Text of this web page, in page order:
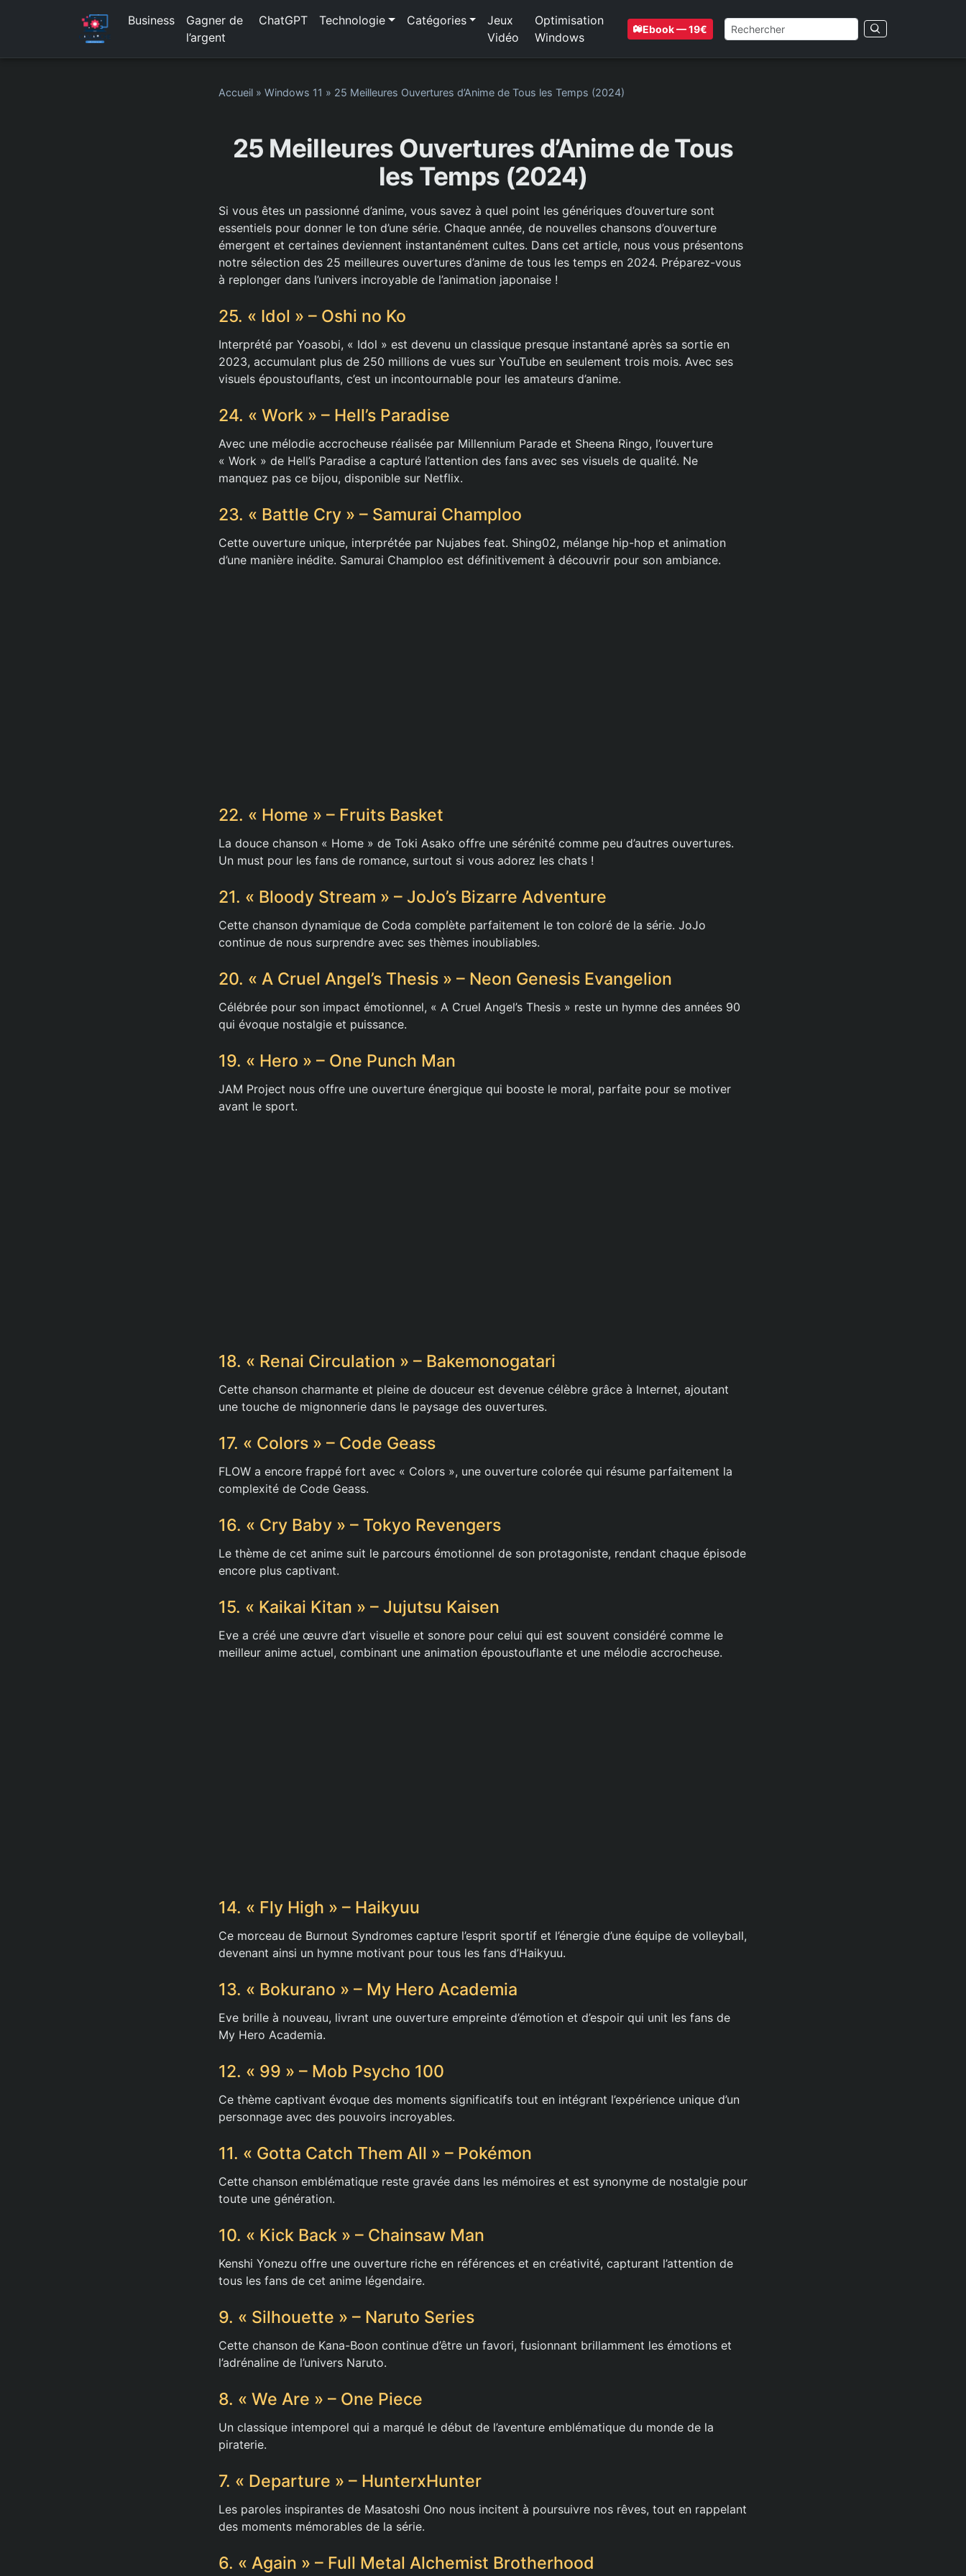
Business
Gagner de
l’argent
ChatGPT Technologie Catégories
Jeux
Vidéo
Optimisation
Windows
Ebook — 19€
Accueil » Windows 11 » 25 Meilleures Ouvertures d’Anime de Tous les Temps (2024)
25 Meilleures Ouvertures d’Anime de Tous
les Temps (2024)
Si vous êtes un passionné d’anime, vous savez à quel point les génériques d’ouverture sont
essentiels pour donner le ton d’une série. Chaque année, de nouvelles chansons d’ouverture
émergent et certaines deviennent instantanément cultes. Dans cet article, nous vous présentons
notre sélection des 25 meilleures ouvertures d’anime de tous les temps en 2024. Préparez-vous
à replonger dans l’univers incroyable de l’animation japonaise !
25. « Idol » – Oshi no Ko
Interprété par Yoasobi, « Idol » est devenu un classique presque instantané après sa sortie en
2023, accumulant plus de 250 millions de vues sur YouTube en seulement trois mois. Avec ses
visuels époustouflants, c’est un incontournable pour les amateurs d’anime.
24. « Work » – Hell’s Paradise
Avec une mélodie accrocheuse réalisée par Millennium Parade et Sheena Ringo, l’ouverture
« Work » de Hell’s Paradise a capturé l’attention des fans avec ses visuels de qualité. Ne
manquez pas ce bijou, disponible sur Netflix.
23. « Battle Cry » – Samurai Champloo
Cette ouverture unique, interprétée par Nujabes feat. Shing02, mélange hip-hop et animation
d’une manière inédite. Samurai Champloo est définitivement à découvrir pour son ambiance.
22. « Home » – Fruits Basket
La douce chanson « Home » de Toki Asako offre une sérénité comme peu d’autres ouvertures.
Un must pour les fans de romance, surtout si vous adorez les chats !
21. « Bloody Stream » – JoJo’s Bizarre Adventure
Cette chanson dynamique de Coda complète parfaitement le ton coloré de la série. JoJo
continue de nous surprendre avec ses thèmes inoubliables.
20. « A Cruel Angel’s Thesis » – Neon Genesis Evangelion
Célébrée pour son impact émotionnel, « A Cruel Angel’s Thesis » reste un hymne des années 90
qui évoque nostalgie et puissance.
19. « Hero » – One Punch Man
JAM Project nous offre une ouverture énergique qui booste le moral, parfaite pour se motiver
avant le sport.
18. « Renai Circulation » – Bakemonogatari
Cette chanson charmante et pleine de douceur est devenue célèbre grâce à Internet, ajoutant
une touche de mignonnerie dans le paysage des ouvertures.
17. « Colors » – Code Geass
FLOW a encore frappé fort avec « Colors », une ouverture colorée qui résume parfaitement la
complexité de Code Geass.
16. « Cry Baby » – Tokyo Revengers
Le thème de cet anime suit le parcours émotionnel de son protagoniste, rendant chaque épisode
encore plus captivant.
15. « Kaikai Kitan » – Jujutsu Kaisen
Eve a créé une œuvre d’art visuelle et sonore pour celui qui est souvent considéré comme le
meilleur anime actuel, combinant une animation époustouflante et une mélodie accrocheuse.
14. « Fly High » – Haikyuu
Ce morceau de Burnout Syndromes capture l’esprit sportif et l’énergie d’une équipe de volleyball,
devenant ainsi un hymne motivant pour tous les fans d’Haikyuu.
13. « Bokurano » – My Hero Academia
Eve brille à nouveau, livrant une ouverture empreinte d’émotion et d’espoir qui unit les fans de
My Hero Academia.
12. « 99 » – Mob Psycho 100
Ce thème captivant évoque des moments significatifs tout en intégrant l’expérience unique d’un
personnage avec des pouvoirs incroyables.
11. « Gotta Catch Them All » – Pokémon
Cette chanson emblématique reste gravée dans les mémoires et est synonyme de nostalgie pour
toute une génération.
10. « Kick Back » – Chainsaw Man
Kenshi Yonezu offre une ouverture riche en références et en créativité, capturant l’attention de
tous les fans de cet anime légendaire.
9. « Silhouette » – Naruto Series
Cette chanson de Kana-Boon continue d’être un favori, fusionnant brillamment les émotions et
l’adrénaline de l’univers Naruto.
8. « We Are » – One Piece
Un classique intemporel qui a marqué le début de l’aventure emblématique du monde de la
piraterie.
7. « Departure » – HunterxHunter
Les paroles inspirantes de Masatoshi Ono nous incitent à poursuivre nos rêves, tout en rappelant
des moments mémorables de la série.
6. « Again » – Full Metal Alchemist Brotherhood